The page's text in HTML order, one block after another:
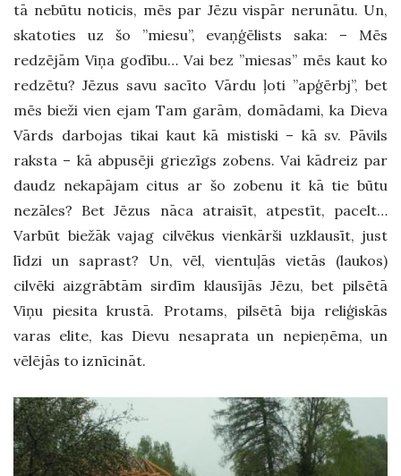
tā nebūtu noticis, mēs par Jēzu vispār nerunātu. Un,
skatoties uz šo ”miesu”, evaņģēlists saka: – Mēs
redzējām Viņa godību… Vai bez ”miesas” mēs kaut ko
redzētu? Jēzus savu sacīto Vārdu ļoti ”apģērbj”, bet
mēs bieži vien ejam Tam garām, domādami, ka Dieva
Vārds darbojas tikai kaut kā mistiski – kā sv. Pāvils
raksta – kā abpusēji griezīgs zobens. Vai kādreiz par
daudz nekapājam citus ar šo zobenu it kā tie būtu
nezāles? Bet Jēzus nāca atraisīt, atpestīt, pacelt…
Varbūt biežāk vajag cilvēkus vienkārši uzklausīt, just
līdzi un saprast? Un, vēl, vientuļās vietās (laukos)
cilvēki aizgrābtām sirdīm klausījās Jēzu, bet pilsētā
Viņu piesita krustā. Protams, pilsētā bija reliģiskās
varas elite, kas Dievu nesaprata un nepieņēma, un
vēlējās to iznīcināt.